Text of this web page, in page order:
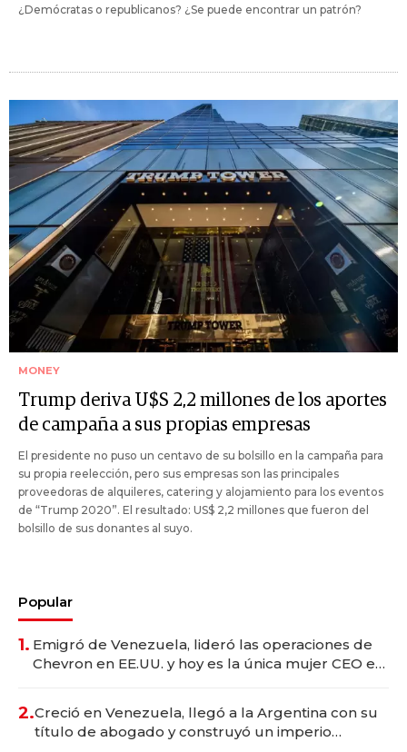
¿Demócratas o republicanos? ¿Se puede encontrar un patrón?
MONEY
Trump deriva U$S 2,2 millones de los aportes
de campaña a sus propias empresas
El presidente no puso un centavo de su bolsillo en la campaña para
su propia reelección, pero sus empresas son las principales
proveedoras de alquileres, catering y alojamiento para los eventos
de “Trump 2020”. El resultado: US$ 2,2 millones que fueron del
bolsillo de sus donantes al suyo.
Popular
1. Emigró de Venezuela, lideró las operaciones de
Chevron en EE.UU. y hoy es la única mujer CEO en
2.Creció en Venezuela, llegó a la Argentina con su
título de abogado y construyó un imperio